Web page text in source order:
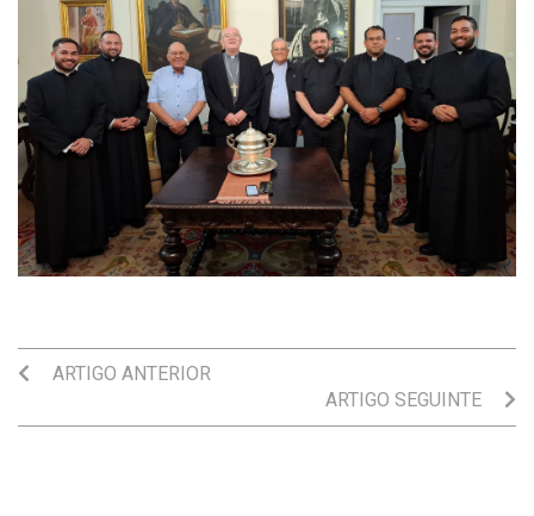
ARTIGO ANTERIOR
ARTIGO SEGUINTE